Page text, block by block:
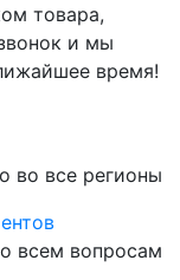
товара,
и мы
время!
во все регионы
всем вопросам